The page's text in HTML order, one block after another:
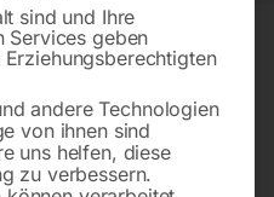
sind und Ihre
Services geben
andere Technologien
von ihnen sind
uns helfen, diese
zu verbessern.